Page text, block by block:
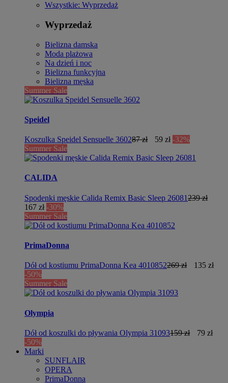
Wszystkie: Wyprzedaż
Wyprzedaż
Bielizna damska
Moda plażowa
Na dzień i noc
Bielizna funkcyjna
Bielizna męska
Summer Sale
Speidel
Koszulka Speidel Sensuelle 360287 zł 59 zł -32%
Summer Sale
CALIDA
Spodenki męskie Calida Remix Basic Sleep 26081239 zł
167 zł -30%
Summer Sale
PrimaDonna
Dół od kostiumu PrimaDonna Kea 4010852269 zł
135 zł
-50%
Summer Sale
Olympia
Dół od koszulki do pływania Olympia 31093159 zł
79 zł
-50%
Marki
SUNFLAIR
OPERA
PrimaDonna